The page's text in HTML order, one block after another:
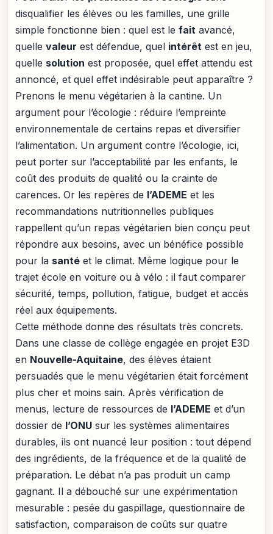
disqualifier les élèves ou les familles, une grille
simple fonctionne bien : quel est le fait avancé,
quelle valeur est défendue, quel intérêt est en jeu,
quelle solution est proposée, quel effet attendu est
annoncé, et quel effet indésirable peut apparaître ?
Prenons le menu végétarien à la cantine. Un
argument pour l’écologie : réduire l’empreinte
environnementale de certains repas et diversifier
l’alimentation. Un argument contre l’écologie, ici,
peut porter sur l’acceptabilité par les enfants, le
coût des produits de qualité ou la crainte de
carences. Or les repères de l’ADEME et les
recommandations nutritionnelles publiques
rappellent qu’un repas végétarien bien conçu peut
répondre aux besoins, avec un bénéfice possible
pour la santé et le climat. Même logique pour le
trajet école en voiture ou à vélo : il faut comparer
sécurité, temps, pollution, fatigue, budget et accès
réel aux équipements.
Cette méthode donne des résultats très concrets.
Dans une classe de collège engagée en projet E3D
en Nouvelle-Aquitaine, des élèves étaient
persuadés que le menu végétarien était forcément
plus cher et moins sain. Après vérification de
menus, lecture de ressources de l’ADEME et d’un
dossier de l’ONU sur les systèmes alimentaires
durables, ils ont nuancé leur position : tout dépend
des ingrédients, de la fréquence et de la qualité de
préparation. Le débat n’a pas produit un camp
gagnant. Il a débouché sur une expérimentation
mesurable : pesée du gaspillage, questionnaire de
satisfaction, comparaison de coûts sur quatre